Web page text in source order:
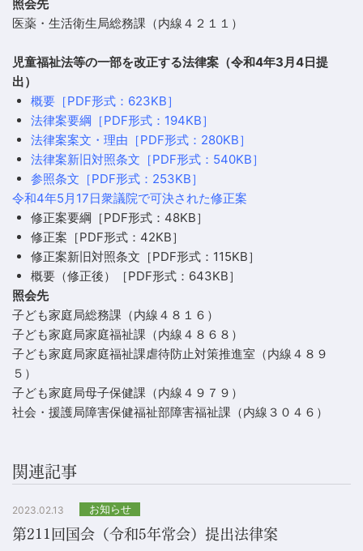
照会先
医薬・生活衛生局総務課（内線４２１１）
児童福祉法等の一部を改正する法律案（令和4年3月4日提
出）
概要［PDF形式：623KB］
法律案要綱［PDF形式：194KB］
法律案案文・理由［PDF形式：280KB］
法律案新旧対照条文［PDF形式：540KB］
参照条文［PDF形式：253KB］
令和4年5月17日衆議院で可決された修正案
修正案要綱［PDF形式：48KB］
修正案［PDF形式：42KB］
修正案新旧対照条文［PDF形式：115KB］
概要（修正後）［PDF形式：643KB］
照会先
子ども家庭局総務課（内線４８１６）
子ども家庭局家庭福祉課（内線４８６８）
子ども家庭局家庭福祉課虐待防止対策推進室（内線４８９
５）
子ども家庭局母子保健課（内線４９７９）
社会・援護局障害保健福祉部障害福祉課（内線３０４６）
関連記事
2023.02.13 お知らせ
第211回国会（令和5年常会）提出法律案